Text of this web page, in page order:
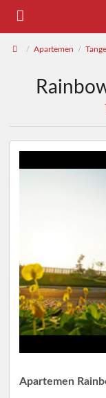
/ Apartemen /
Apartemen